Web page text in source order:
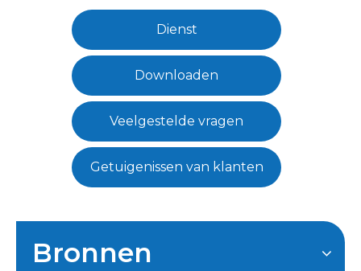
Dienst
Downloaden
Veelgestelde vragen
Getuigenissen van klanten
Bronnen